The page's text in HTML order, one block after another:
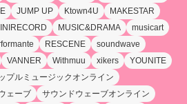
JUMP UP Ktown4U
MAKESTAR
MUSIC&DRAMA
musicart
RESCENE
soundwave
VANNER Withmuu xikers
YOUNITE
プルミュージックオンライン
ェーブ
サウンドウェーブオンライン